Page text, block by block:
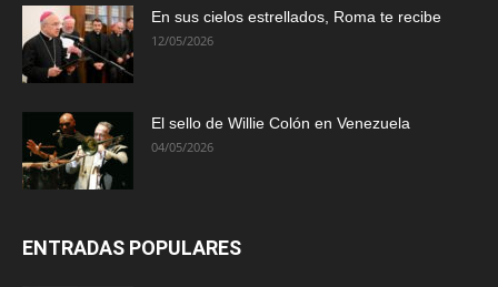
En sus cielos estrellados, Roma te recibe
12/05/2026
El sello de Willie Colón en Venezuela
04/05/2026
ENTRADAS POPULARES